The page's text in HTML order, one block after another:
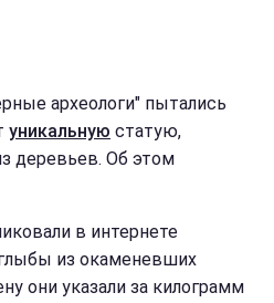
археологи" пытались
уникальную статую,
деревьев. Об этом
в интернете
из окаменевших
они указали за килограмм